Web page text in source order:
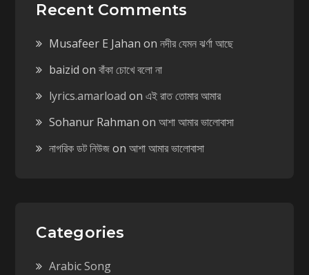
Recent Comments
Musafeer E Jahan onনদীর যেমন ঝর্ণা আছে
baizid onবাঁকা চোখে বলো না
lyrics.amarload onএই রাত তোমার আমার
Sohanur Rahman onআশা আমার ভালোবাসা
নাগরিক ডট নিউজonআশা আমার ভালোবাসা
Categories
Arabic Song